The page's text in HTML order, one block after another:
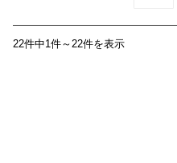
22件中1件～22件を表示